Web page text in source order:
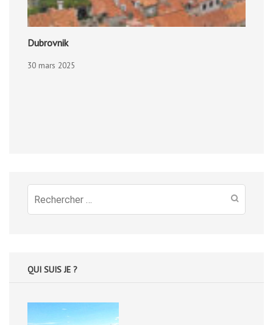
Dubrovnik
30 mars 2025
Recherche
pour
QUI SUIS JE ?